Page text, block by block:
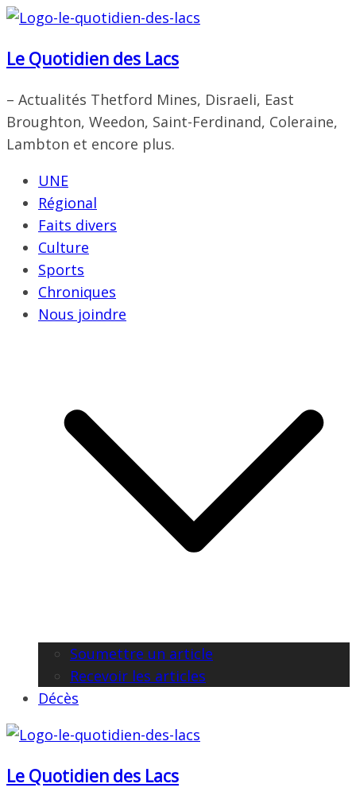
Passer
contenu
Le Quotidien des Lacs
– Actualités Thetford Mines, Disraeli, East
Broughton, Weedon, Saint-Ferdinand, Coleraine,
Lambton et encore plus.
UNE
Régional
Faits divers
Culture
Sports
Chroniques
Nous joindre
Soumettre un article
Recevoir les articles
Décès
Le Quotidien des Lacs